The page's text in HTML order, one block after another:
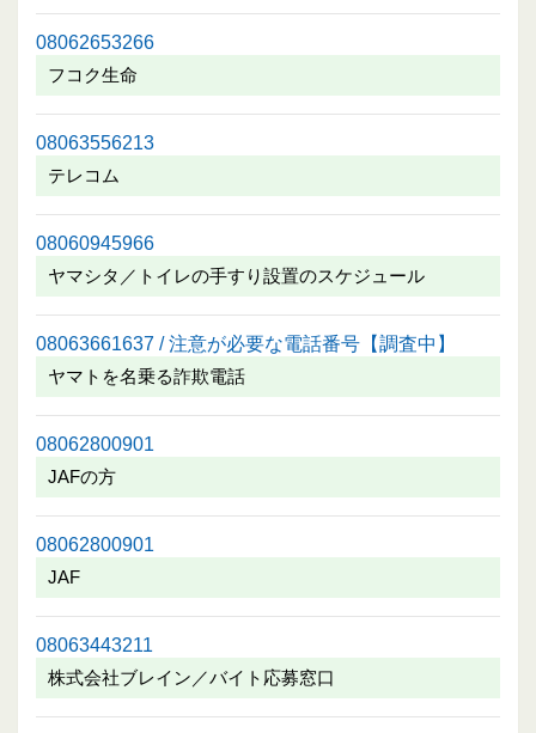
08062653266
フコク生命
08063556213
テレコム
08060945966
ヤマシタ／トイレの手すり設置のスケジュール
08063661637 / 注意が必要な電話番号【調査中】
ヤマトを名乗る詐欺電話
08062800901
JAFの方
08062800901
JAF
08063443211
株式会社ブレイン／バイト応募窓口